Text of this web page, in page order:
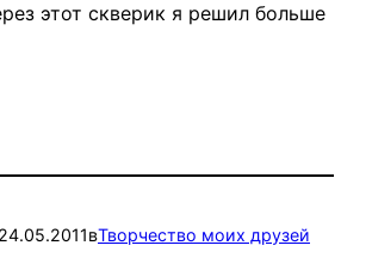
этот скверик я решил больше
24.05.2011вТворчество моих друзей